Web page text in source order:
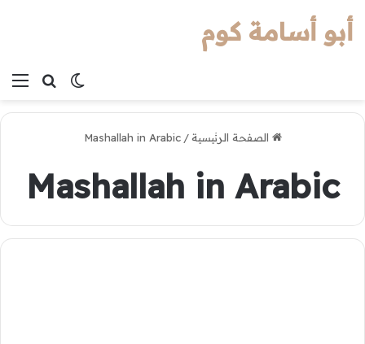
بحثالوضع
أبو أسامة كوم
الصفحة الرئيسية /
Mashallah in Arabic
Mashallah in Arabic